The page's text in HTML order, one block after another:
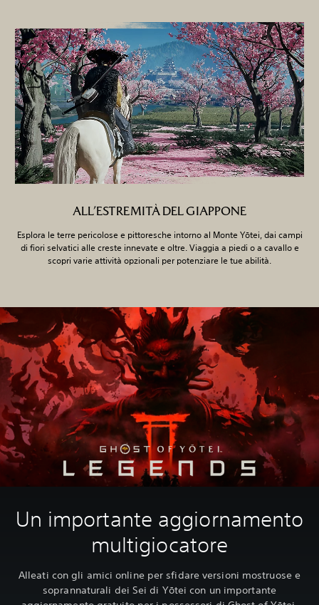
ALL’ESTREMITÀ DEL GIAPPONE
Esplora le terre pericolose e pittoresche intorno al Monte Yōtei, dai campi
di fiori selvatici alle creste innevate e oltre. Viaggia a piedi o a cavallo e
scopri varie attività opzionali per potenziare le tue abilità.
Un importante aggiornamento
multigiocatore
Alleati con gli amici online per sfidare versioni mostruose e
soprannaturali dei Sei di Yōtei con un importante